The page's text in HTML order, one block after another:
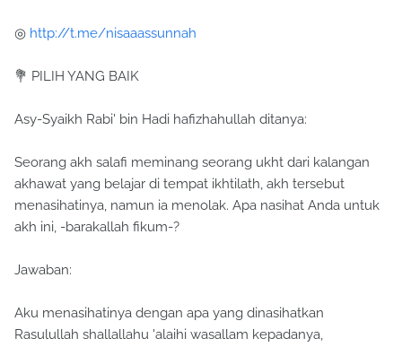
◎ http://t.me/nisaaassunnah
💐 PILIH YANG BAIK
Asy-Syaikh Rabi' bin Hadi hafizhahullah ditanya:
Seorang akh salafi meminang seorang ukht dari kalangan
akhawat yang belajar di tempat ikhtilath, akh tersebut
menasihatinya, namun ia menolak. Apa nasihat Anda untuk
akh ini, -barakallah fikum-?
Jawaban:
Aku menasihatinya dengan apa yang dinasihatkan
Rasulullah shallallahu 'alaihi wasallam kepadanya,